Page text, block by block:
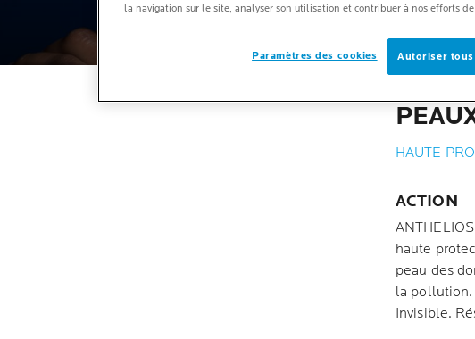
HAUTE
ACTION
haute
peau des
la pollution.
Invisible.
la navigation sur le site, analyser son utilisation et contribuer à nos efforts
Autoriser
Paramètres des cookies